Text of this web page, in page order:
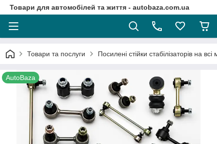
Товари для автомобілей та життя - autobaza.com.ua
Товари та послуги Посилені стійки стабілізаторів на
AutoBaza